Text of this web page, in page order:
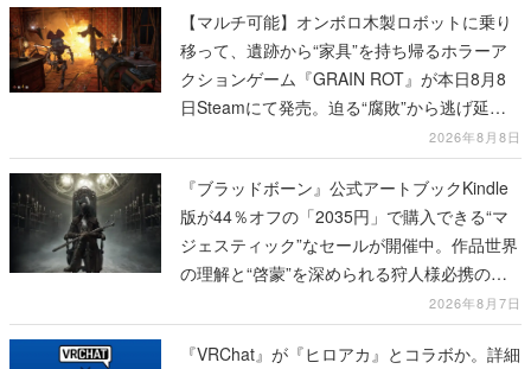
【マルチ可能】オンボロ木製ロボットに乗り
移って、遺跡から“家具”を持ち帰るホラーア
クションゲーム『GRAIN ROT』が本日8月8
日Steamにて発売。迫る“腐敗”から逃げ延
2026年8月8日
『ブラッドボーン』公式アートブックKindle
版が44％オフの「2035円」で購入できる“マ
ジェスティック”なセールが開催中。作品世界
の理解と“啓蒙”を深められる狩人様必携の一
2026年8月7日
『VRChat』が『ヒロアカ』とコラボか。詳細